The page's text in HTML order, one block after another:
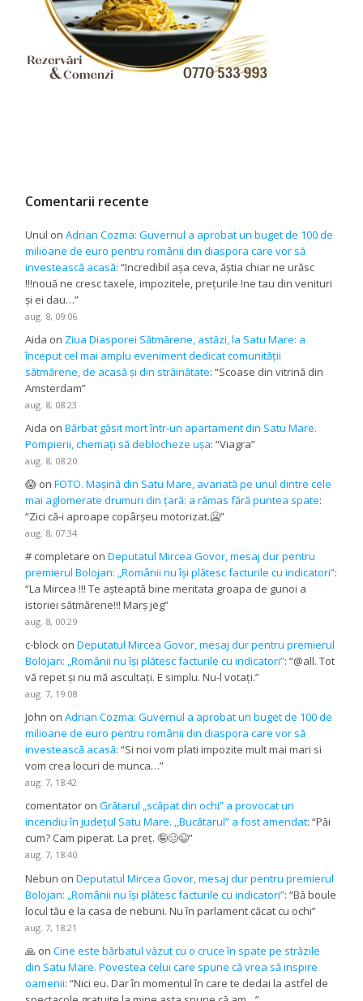
Comentarii recente
Unul onAdrian Cozma: Guvernul a aprobat un buget de 100 de
milioane de euro pentru românii din diaspora care vor să
investească acasă: “Incredibil așa ceva, ăștia chiar ne urăsc
!!!nouă ne cresc taxele, impozitele, prețurile !ne tau din venituri
și ei dau…”
aug. 8, 09:06
Aida on Ziua Diasporei Sătmărene, astăzi, la Satu Mare: a
început cel mai amplu eveniment dedicat comunității
sătmărene, de acasă și din străinătate: “Scoase din vitrină din
Amsterdam”
aug. 8, 08:23
Aida onBărbat găsit mort într-un apartament din Satu Mare.
Pompierii, chemați să deblocheze ușa: “Viagra”
aug. 8, 08:20
😱 onFOTO. Mașină din Satu Mare, avariată pe unul dintre cele
mai aglomerate drumuri din țară: a rămas fără puntea spate:
“Zici că-i aproape copârșeu motorizat.🥶”
aug. 8, 07:34
# completare onDeputatul Mircea Govor, mesaj dur pentru
premierul Bolojan: „Românii nu își plătesc facturile cu indicatori”:
“La Mircea !!! Te așteaptă bine meritata groapa de gunoi a
istoriei sătmărene!!! Marș jeg”
aug. 8, 00:29
c-block onDeputatul Mircea Govor, mesaj dur pentru premierul
Bolojan: „Românii nu își plătesc facturile cu indicatori”: “@all. Tot
vă repet și nu mă ascultați. E simplu. Nu-l votați.”
aug. 7, 19:08
John onAdrian Cozma: Guvernul a aprobat un buget de 100 de
milioane de euro pentru românii din diaspora care vor să
investească acasă: “Si noi vom plati impozite mult mai mari si
vom crea locuri de munca…”
aug. 7, 18:42
comentator onGrătarul „scăpat din ochi” a provocat un
incendiu în județul Satu Mare. ,,Bucătarul” a fost amendat: “Păi
cum? Cam piperat. La preț. 🤪🥴😉”
aug. 7, 18:40
Nebun onDeputatul Mircea Govor, mesaj dur pentru premierul
Bolojan: „Românii nu își plătesc facturile cu indicatori”: “Bă boule
locul tău e la casa de nebuni. Nu în parlament căcat cu ochi”
aug. 7, 18:21
🙏 onCine este bărbatul văzut cu o cruce în spate pe străzile
din Satu Mare. Povestea celui care spune că vrea să inspire
oamenii: “Nici eu. Dar în momentul în care te dedai la astfel de